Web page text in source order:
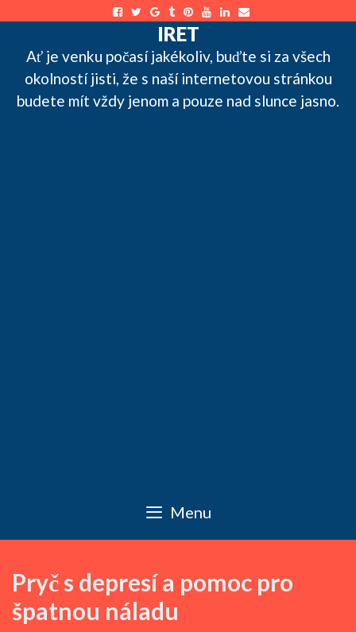
content
IRET
Ať je venku počasí jakékoliv, buďte si za všech
okolností jisti, že s naší internetovou stránkou
budete mít vždy jenom a pouze nad slunce jasno.
Menu
Pryč s depresí a pomoc pro
špatnou náladu